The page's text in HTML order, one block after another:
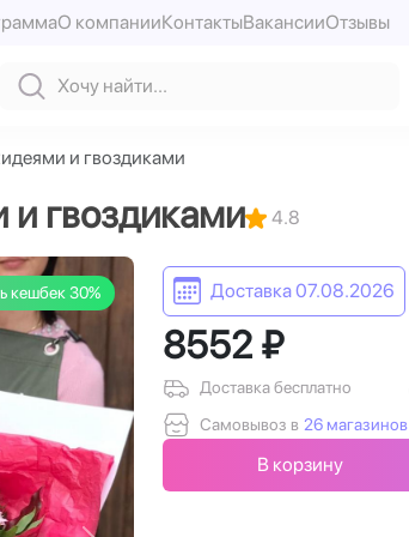
О компанииКонтактыВакансииОтзывы
и гвоздиками
и гвоздиками 4.8
кешбек 30% Доставка 07.08.2026
8552 ₽
Доставка бесплатно
Самовывоз в 26 магазинов
В корзину